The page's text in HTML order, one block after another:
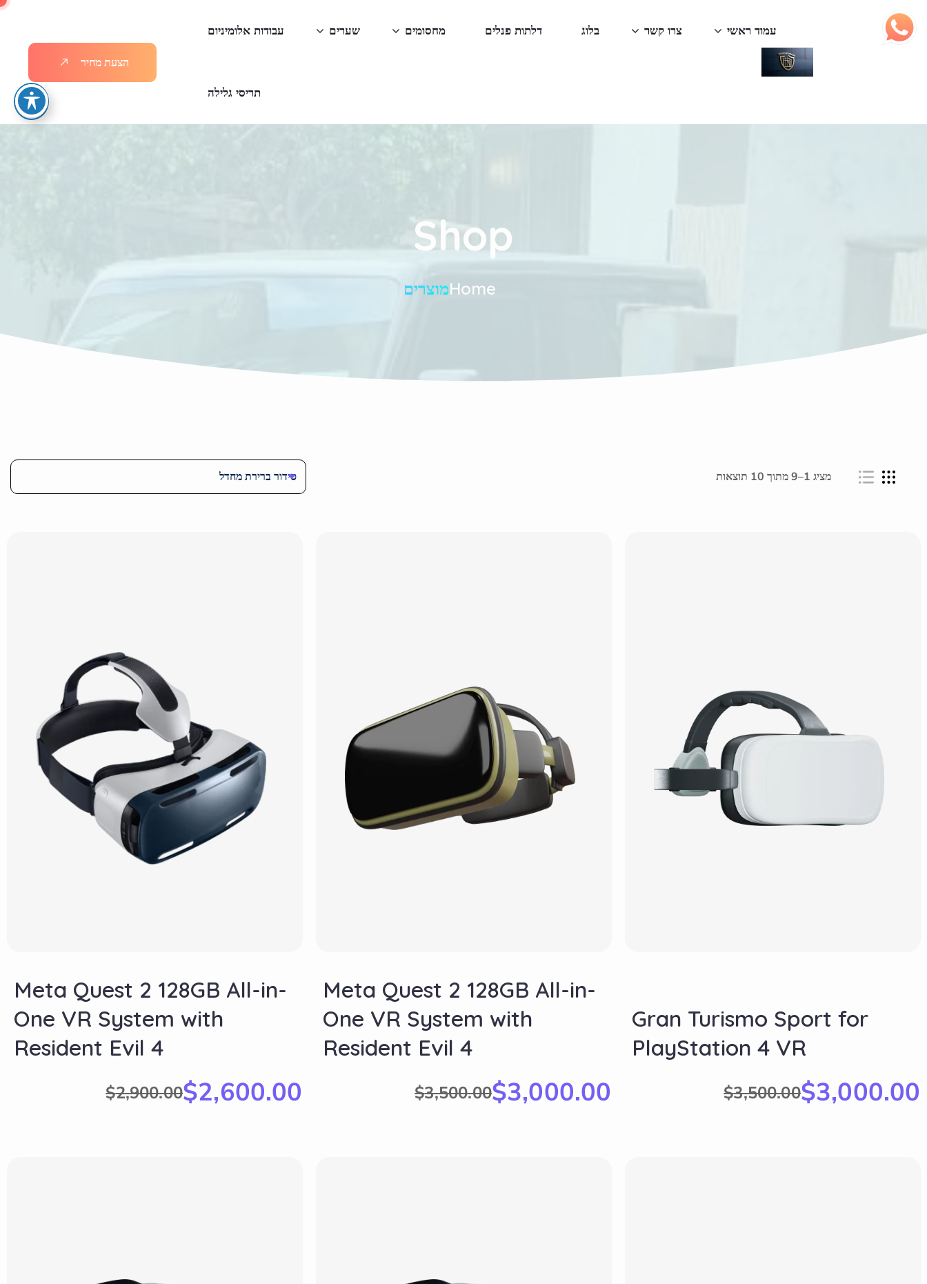
עמוד ראשי צרו קשר בלוג דלתות פנלים מחסומים שערים עבודות אלומיניום
תריסי גלילה
הצעת מחיר
Shop
Homeמוצרים
מציג 1–9 מתוך 10 תוצאות סידור ברירת מחדל
Gran Turismo Sport for
PlayStation 4 VR
$3,500.00$3,000.00
Meta Quest 2 128GB All-in-
One VR System with
Resident Evil 4
$3,500.00$3,000.00
Meta Quest 2 128GB All-in-
One VR System with
Resident Evil 4
$2,900.00$2,600.00